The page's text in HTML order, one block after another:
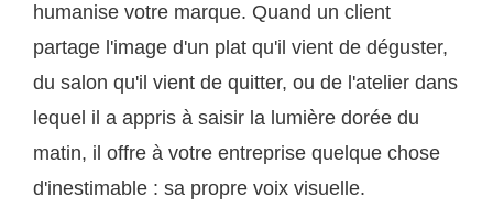
humanise votre marque. Quand un client
partage l'image d'un plat qu'il vient de déguster,
du salon qu'il vient de quitter, ou de l'atelier dans
lequel il a appris à saisir la lumière dorée du
matin, il offre à votre entreprise quelque chose
d'inestimable : sa propre voix visuelle.